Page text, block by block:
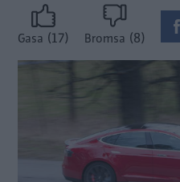
Gasa (17) Bromsa (8)